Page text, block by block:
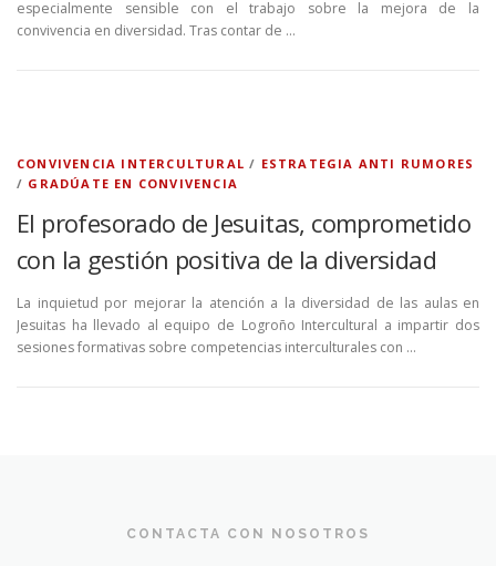
especialmente sensible con el trabajo sobre la mejora de la
convivencia en diversidad. Tras contar de …
CONVIVENCIA INTERCULTURAL / ESTRATEGIA ANTI RUMORES
/ GRADÚATE EN CONVIVENCIA
El profesorado de Jesuitas, comprometido
con la gestión positiva de la diversidad
La inquietud por mejorar la atención a la diversidad de las aulas en
Jesuitas ha llevado al equipo de Logroño Intercultural a impartir dos
sesiones formativas sobre competencias interculturales con …
CONTACTA CON NOSOTROS